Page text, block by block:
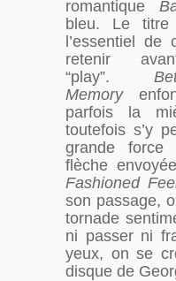
romantique
bleu. Le
l’essentiel de
retenir
“play”.
Memory
parfois la
toutefois s’y
grande
flèche
Fashioned
son passage,
tornade
ni passer ni
yeux, on se
disque de